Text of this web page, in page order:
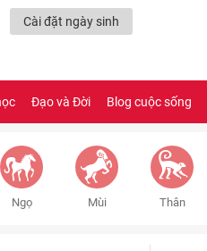
Cài đặt ngày sinh
Đạo và Đời Blog cuộc sống
Ngọ Mùi Thân